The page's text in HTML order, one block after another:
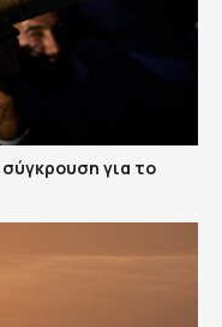
σύγκρουση για το